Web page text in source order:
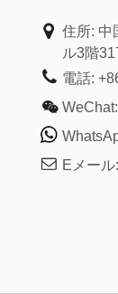
住所: 中
ル3階
電話:
WeChat:
Eメール: